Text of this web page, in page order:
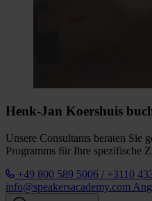
Henk-Jan Koershuis
Unsere Consultants beraten Sie
Programms für Ihre spezifische
+49 800 589 5006 / +3110
info@speakersacademy.com